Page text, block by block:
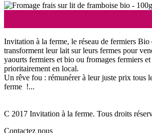
Invitation à la ferme, le réseau de fermiers Bio
transforment leur lait sur leurs fermes pour
yaourts fermiers et bio ou fromages fermiers
prioritairement en local.
Un rêve fou : rémunérer à leur juste prix tous
ferme !...
C 2017 Invitation à la ferme. Tous droits
Contactez nous